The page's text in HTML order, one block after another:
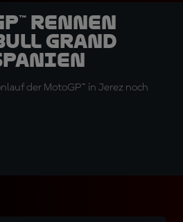
Rennen
Grand
der MotoGP™ in Jerez noch